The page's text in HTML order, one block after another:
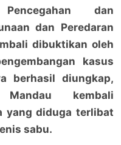
dan
dan Peredaran
dibuktikan oleh
kasus
berhasil diungkap,
kembali
yang diduga terlibat
sabu.